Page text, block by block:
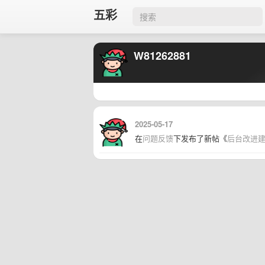
五彩
W81262881
2025-05-17
在问题反馈下发布了新帖《后台改进